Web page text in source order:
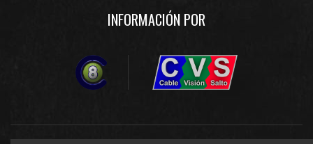
INFORMACIÓN POR